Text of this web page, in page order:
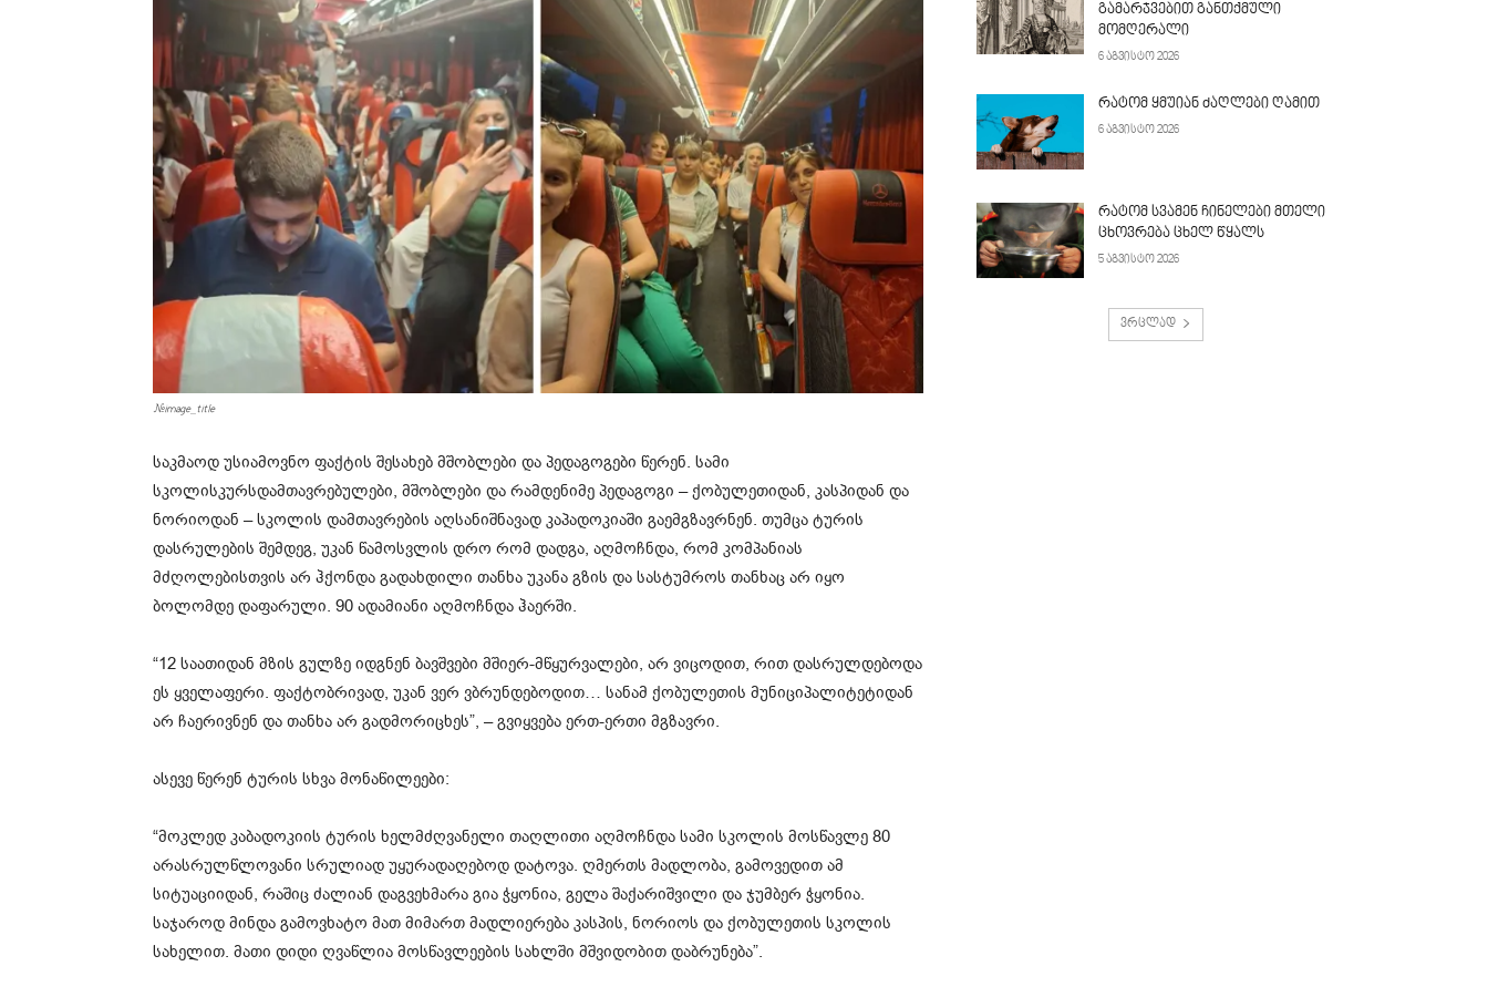
#image_title
საკმაოდ უსიამოვნო ფაქტის შესახებ მშობლები და პედაგოგები წერენ. სამი
სკოლისკურსდამთავრებულები, მშობლები და რამდენიმე პედაგოგი – ქობულეთიდან, კასპიდან და
ნორიოდან – სკოლის დამთავრების აღსანიშნავად კაპადოკიაში გაემგზავრნენ. თუმცა ტურის
დასრულების შემდეგ, უკან წამოსვლის დრო რომ დადგა, აღმოჩნდა, რომ კომპანიას
მძღოლებისთვის არ ჰქონდა გადახდილი თანხა უკანა გზის და სასტუმროს თანხაც არ იყო
ბოლომდე დაფარული. 90 ადამიანი აღმოჩნდა ჰაერში.
“12 საათიდან მზის გულზე იდგნენ ბავშვები მშიერ-მწყურვალები, არ ვიცოდით, რით დასრულდებოდა
ეს ყველაფერი. ფაქტობრივად, უკან ვერ ვბრუნდებოდით… სანამ ქობულეთის მუნიციპალიტეტიდან
არ ჩაერივნენ და თანხა არ გადმორიცხეს”, – გვიყვება ერთ-ერთი მგზავრი.
ასევე წერენ ტურის სხვა მონაწილეები:
“მოკლედ კაბადოკიის ტურის ხელმძღვანელი თაღლითი აღმოჩნდა სამი სკოლის მოსწავლე 80
არასრულწლოვანი სრულიად უყურადაღებოდ დატოვა. ღმერთს მადლობა, გამოვედით ამ
სიტუაციიდან, რაშიც ძალიან დაგვეხმარა გია ჭყონია, გელა შაქარიშვილი და ჯუმბერ ჭყონია.
საჯაროდ მინდა გამოვხატო მათ მიმართ მადლიერება კასპის, ნორიოს და ქობულეთის სკოლის
სახელით. მათი დიდი ღვაწლია მოსწავლეების სახლში მშვიდობით დაბრუნება”.
გამარჯვებით განთქმული
მომღერალი
6 აგვისტო 2026
რატომ ყმუიან ძაღლები ღამით
6 აგვისტო 2026
რატომ სვამენ ჩინელები მთელი
ცხოვრება ცხელ წყალს
5 აგვისტო 2026
ვრცლად